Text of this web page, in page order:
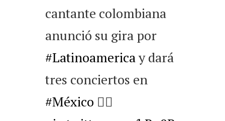
cantante colombiana
anunció su gira por
#Latinoamericay dará
tres conciertos en
#México 👇🏻